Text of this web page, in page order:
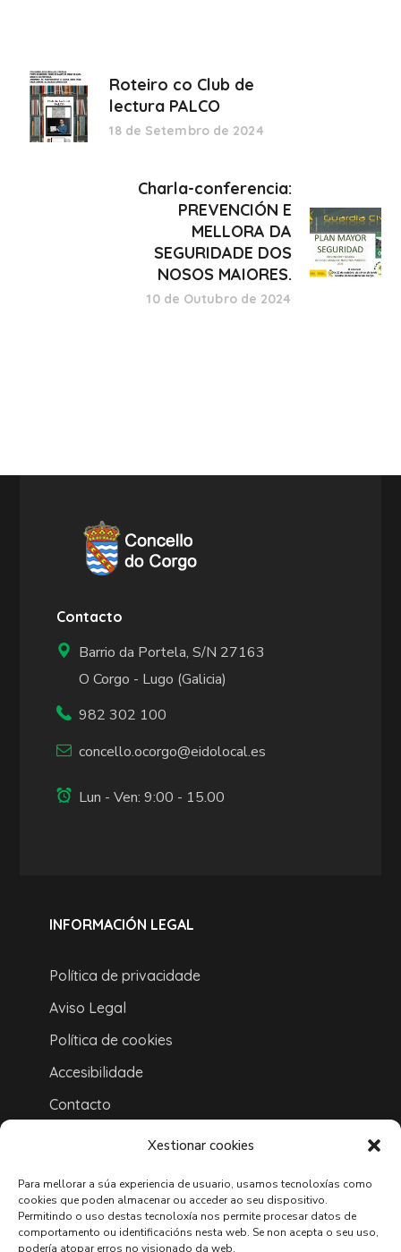
Xestionar cookies
Para mellorar a súa experiencia de usuario, usamos tecnoloxías como
cookies que poden almacenar ou acceder ao seu dispositivo.
Permitindo o uso destas tecnoloxía nos permite procesar datos de
comportamento ou identificacións nesta web. Se non acepta o seu uso,
podería atopar erros no visionado da web.
Roteiro co Club de
lectura PALCO
18 de Setembro de 2024
Charla-conferencia:
PREVENCIÓN E
MELLORA DA
SEGURIDADE DOS
NOSOS MAIORES.
10 de Outubro de 2024
Contacto
Barrio da Portela, S/N 27163
O Corgo - Lugo (Galicia)
982 302 100
concello.ocorgo@eidolocal.es
Lun - Ven: 9:00 - 15.00
INFORMACIÓN LEGAL
Política de privacidade
Aviso Legal
Política de cookies
Accesibilidade
Contacto
ONDE ESTAMOS